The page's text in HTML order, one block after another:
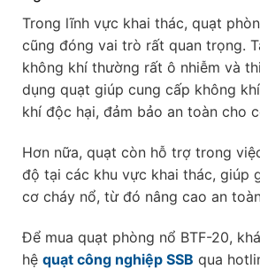
Trong lĩnh vực khai thác, quạt
cũng đóng vai trò rất quan trọng.
không khí thường rất ô nhiễm và
dụng quạt giúp cung cấp không
khí độc hại, đảm bảo an toàn cho
Hơn nữa, quạt còn hỗ trợ trong
độ tại các khu vực khai thác, giúp
cơ cháy nổ, từ đó nâng cao an
Để mua quạt phòng nổ BTF-20,
hệ quạt công nghiệp SSB qua